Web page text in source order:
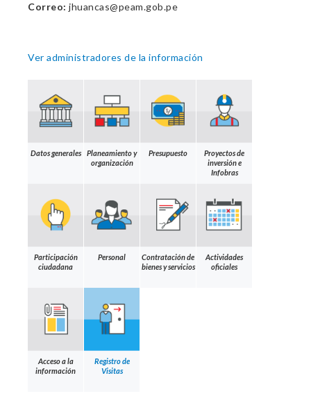
Correo: jhuancas@peam.gob.pe
Ver administradores de la información
Datos generales
Planeamiento y
organización
Presupuesto
Proyectos de
inversión e
Infobras
Participación
ciudadana
Personal
Contratación de
bienes y servicios
Actividades
oficiales
Acceso a la
información
Registro de
Visitas